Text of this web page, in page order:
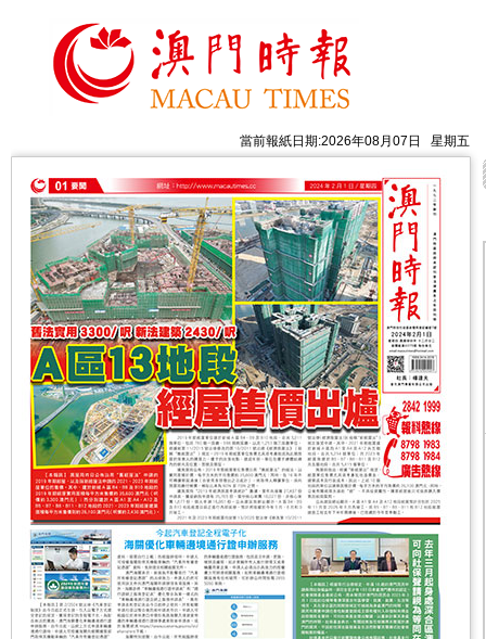
當前報紙日期:2026年08月07日 星期五